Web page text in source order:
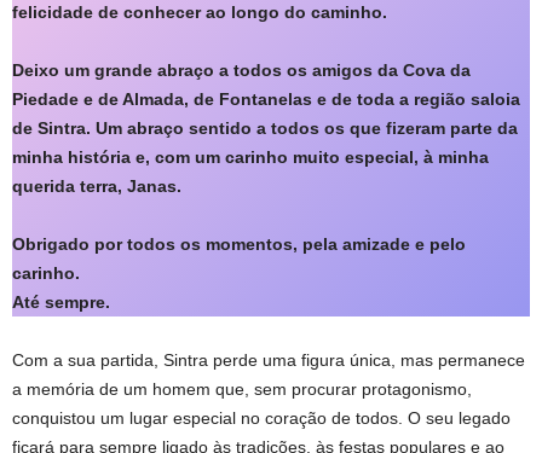
felicidade de conhecer ao longo do caminho.
Deixo um grande abraço a todos os amigos da Cova da
Piedade e de Almada, de Fontanelas e de toda a região saloia
de Sintra. Um abraço sentido a todos os que fizeram parte da
minha história e, com um carinho muito especial, à minha
querida terra, Janas.
Obrigado por todos os momentos, pela amizade e pelo
carinho.
Até sempre.
Com a sua partida, Sintra perde uma figura única, mas permanece
a memória de um homem que, sem procurar protagonismo,
conquistou um lugar especial no coração de todos. O seu legado
ficará para sempre ligado às tradições, às festas populares e ao